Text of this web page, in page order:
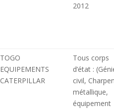
2012
TOGO
EQUIPEMENTS
CATERPILLAR
Tous corps
d’état :
civil,
métallique,
équipement